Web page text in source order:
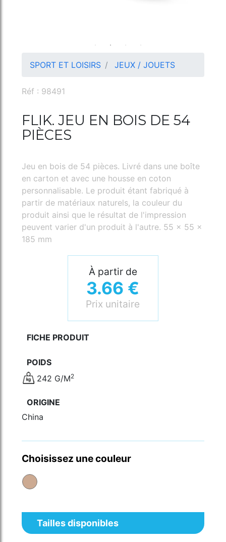
SPORT ET LOISIRS JEUX / JOUETS
Réf : 98491
FLIK. JEU EN BOIS DE 54
PIÈCES
Jeu en bois de 54 pièces. Livré dans une boîte
en carton et avec une housse en coton
personnalisable. Le produit étant fabriqué à
partir de matériaux naturels, la couleur du
produit ainsi que le résultat de l'impression
peuvent varier d'un produit à l'autre. 55 x 55 x
185 mm
À partir de
3.66 €
Prix unitaire
FICHE PRODUIT
POIDS
242 G/M2
ORIGINE
China
Choisissez une couleur
Tailles disponibles